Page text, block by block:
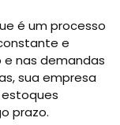
é um processo
e
nas demandas
sua empresa
prazo.